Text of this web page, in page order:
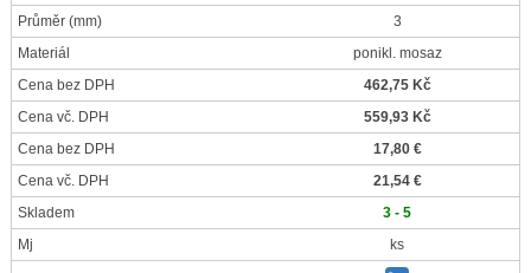
Průměr (mm)
3
Materiál
ponikl. mosaz
Cena bez DPH
462,75 Kč
Cena vč. DPH
559,93 Kč
Cena bez DPH
17,80 €
Cena vč. DPH
21,54 €
Skladem
3 - 5
Mj
ks